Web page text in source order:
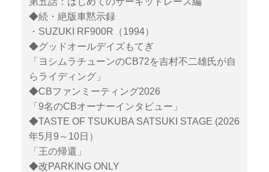
◆続・絶版車黙示録
・SUZUKI RF900R（1994）
◆グッドオールデイズもてぎ
「ヨシムラチューンのCB72を吉村不二雄氏が自
らライディング」
◆CBファンミーティング2026
「9名のCBオーナーインタビュー」
◆TASTE OF TSUKUBA SATSUKI STAGE (2026
年5月9～10日）
「王の帰還」
◆改PARKING ONLY